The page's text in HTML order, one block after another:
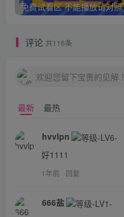
评论 共116条
欢迎您留下宝贵的见解！
最新 最热
hvvlpn
好1111
1年前 回复
666盐